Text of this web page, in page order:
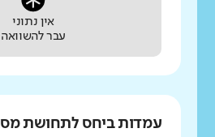
אין נתוני
עבר להשוואה
עמדות ביחס לתחושת